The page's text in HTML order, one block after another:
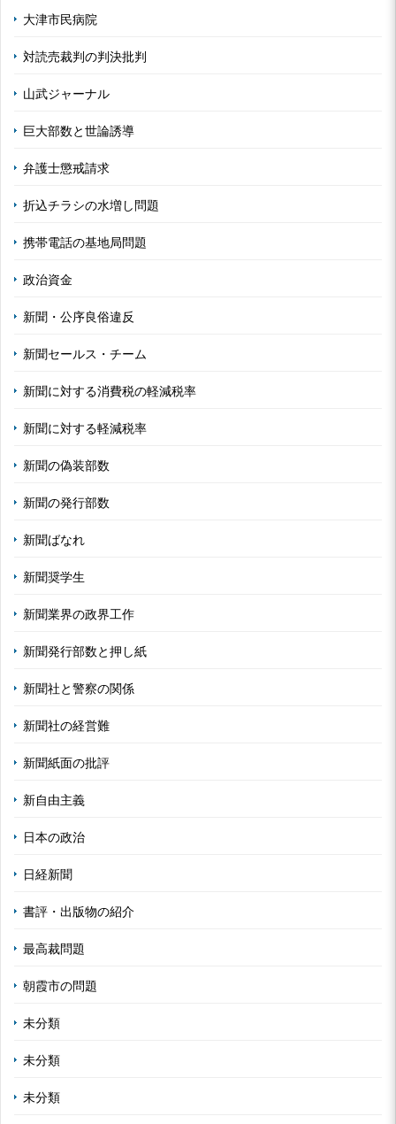
大津市民病院
対読売裁判の判決批判
山武ジャーナル
巨大部数と世論誘導
弁護士懲戒請求
折込チラシの水増し問題
携帯電話の基地局問題
政治資金
新聞・公序良俗違反
新聞セールス・チーム
新聞に対する消費税の軽減税率
新聞に対する軽減税率
新聞の偽装部数
新聞の発行部数
新聞ばなれ
新聞奨学生
新聞業界の政界工作
新聞発行部数と押し紙
新聞社と警察の関係
新聞社の経営難
新聞紙面の批評
新自由主義
日本の政治
日経新聞
書評・出版物の紹介
最高裁問題
朝霞市の問題
未分類
未分類
未分類